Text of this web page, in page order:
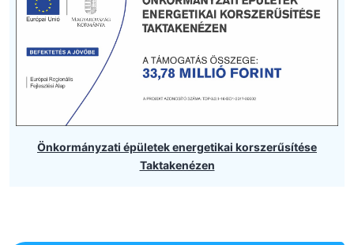
Önkormányzati épületek energetikai korszerűsítése
Taktakenézen